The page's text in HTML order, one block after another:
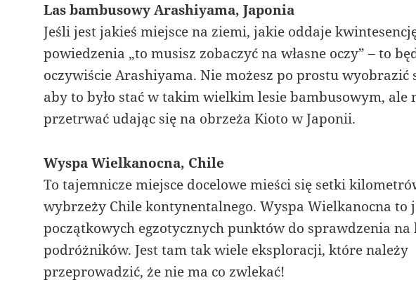
Las bambusowy Arashiyama, Japonia
Jeśli jest jakieś miejsce na ziemi, jakie oddaje
powiedzenia „to musisz zobaczyć na własne oczy” – to
oczywiście Arashiyama. Nie możesz po prostu wyobrazić
aby to było stać w takim wielkim lesie bambusowym, ale
przetrwać udając się na obrzeża Kioto w Japonii.
Wyspa Wielkanocna, Chile
To tajemnicze miejsce docelowe mieści się setki
wybrzeży Chile kontynentalnego. Wyspa Wielkanocna to
początkowych egzotycznych punktów do sprawdzenia
podróżników. Jest tam tak wiele eksploracji, które należy
przeprowadzić, że nie ma co zwlekać!